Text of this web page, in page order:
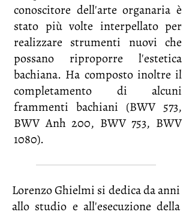
conoscitore dell'arte organaria è
stato più volte interpellato per
realizzare strumenti nuovi che
possano riproporre l'estetica
bachiana. Ha composto inoltre il
completamento di alcuni
frammenti bachiani (BWV 573,
BWV Anh 200, BWV 753, BWV
1080).
Lorenzo Ghielmi si dedica da anni
allo studio e all'esecuzione della